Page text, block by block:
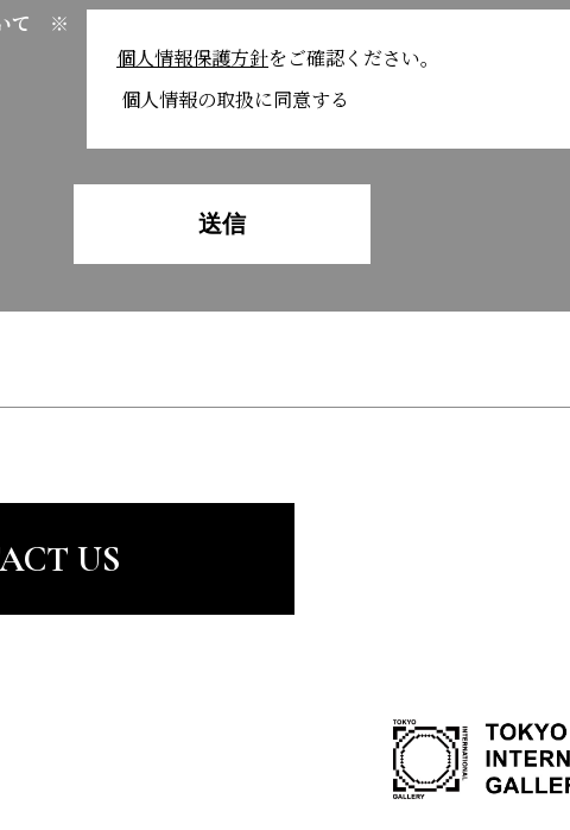
いて ※
個人情報保護方針をご確認ください。
個人情報の取扱に同意する
US